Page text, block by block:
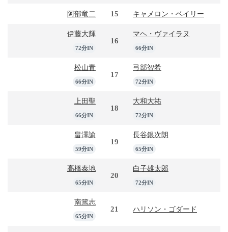
阿部竜二 15 キャメロン・ベイリー
伊藤大輝
72分IN
16
マヘ・ヴァイラヌ
66分IN
松山青
66分IN
17
弓部智希
72分IN
上田聖
66分IN
18
大和大祐
72分IN
畠澤諭
59分IN
19
長谷銀次朗
65分IN
髙橋泰地
65分IN
20
白子雄太郎
72分IN
南篤志
65分IN
21 ハリソン・ゴダード